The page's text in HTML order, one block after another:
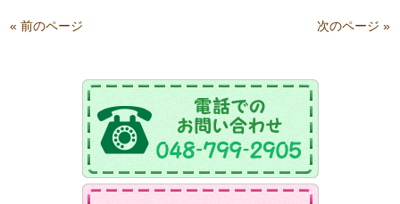
« 前のページ 次のページ »